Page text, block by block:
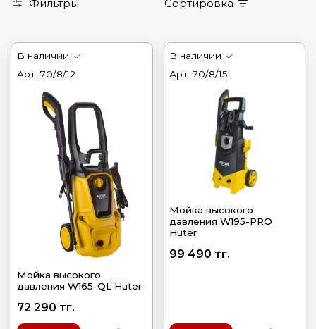
Фильтры Сортировка
В наличии
Арт. 70/8/12
Мойка высокого
давления W165-QL Huter
72 290 тг.
В наличии
Арт. 70/8/15
Мойка высокого
давления W195-PRO
Huter
99 490 тг.